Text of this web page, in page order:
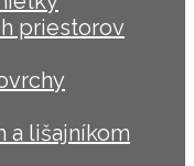
priestorov
a lišajníkom